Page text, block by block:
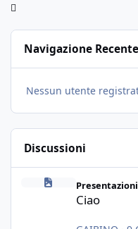
Navigazione Recente
Nessun utente
Discussioni
Presentazioni
Ciao